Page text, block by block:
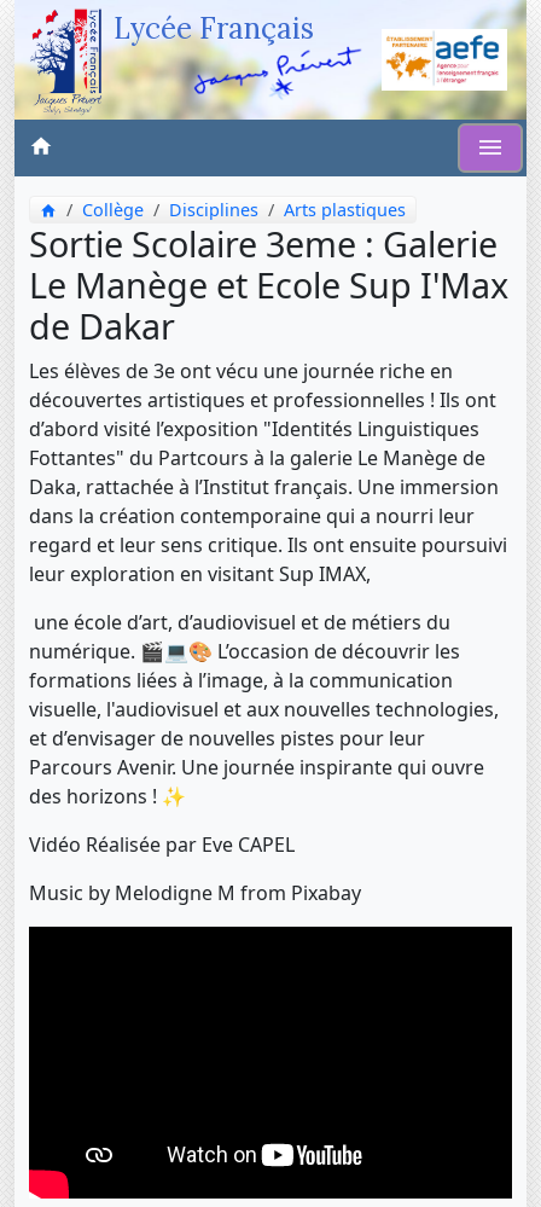
Lycée Français
Collège Disciplines Arts plastiques
Sortie Scolaire 3eme : Galerie
Le Manège et Ecole Sup I'Max
de Dakar
Les élèves de 3e ont vécu une journée riche en
découvertes artistiques et professionnelles ! Ils ont
d’abord visité l’exposition "Identités Linguistiques
Fottantes" du Partcours à la galerie Le Manège de
Daka, rattachée à l’Institut français. Une immersion
dans la création contemporaine qui a nourri leur
regard et leur sens critique. Ils ont ensuite poursuivi
leur exploration en visitant Sup IMAX,
une école d’art, d’audiovisuel et de métiers du
numérique. 🎬💻🎨 L’occasion de découvrir les
formations liées à l’image, à la communication
visuelle, l'audiovisuel et aux nouvelles technologies,
et d’envisager de nouvelles pistes pour leur
Parcours Avenir. Une journée inspirante qui ouvre
des horizons ! ✨
Vidéo Réalisée par Eve CAPEL
Music by Melodigne M from Pixabay